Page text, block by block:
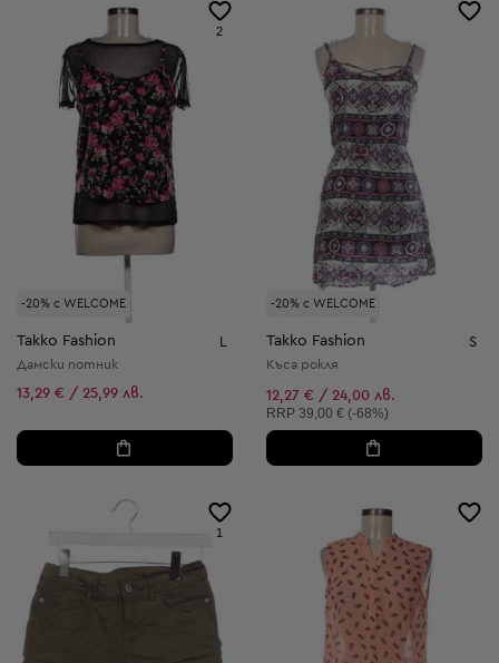
-20% с WELCOME
2
Takko Fashion L
Дамски потник
13,29 € / 25,99 лв.
-20% с WELCOME
Takko Fashion S
Къса рокля
12,27 € / 24,00 лв.
Препоръчителна цена:
RRP 39,00 € (-68%)
1